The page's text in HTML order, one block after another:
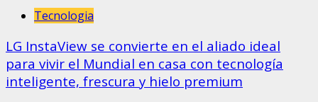
Tecnologia
LG InstaView se convierte en el aliado ideal
para vivir el Mundial en casa con tecnología
inteligente, frescura y hielo premium